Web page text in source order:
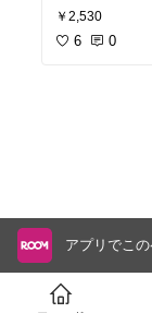
￥2,530
6 0
アプリでこ